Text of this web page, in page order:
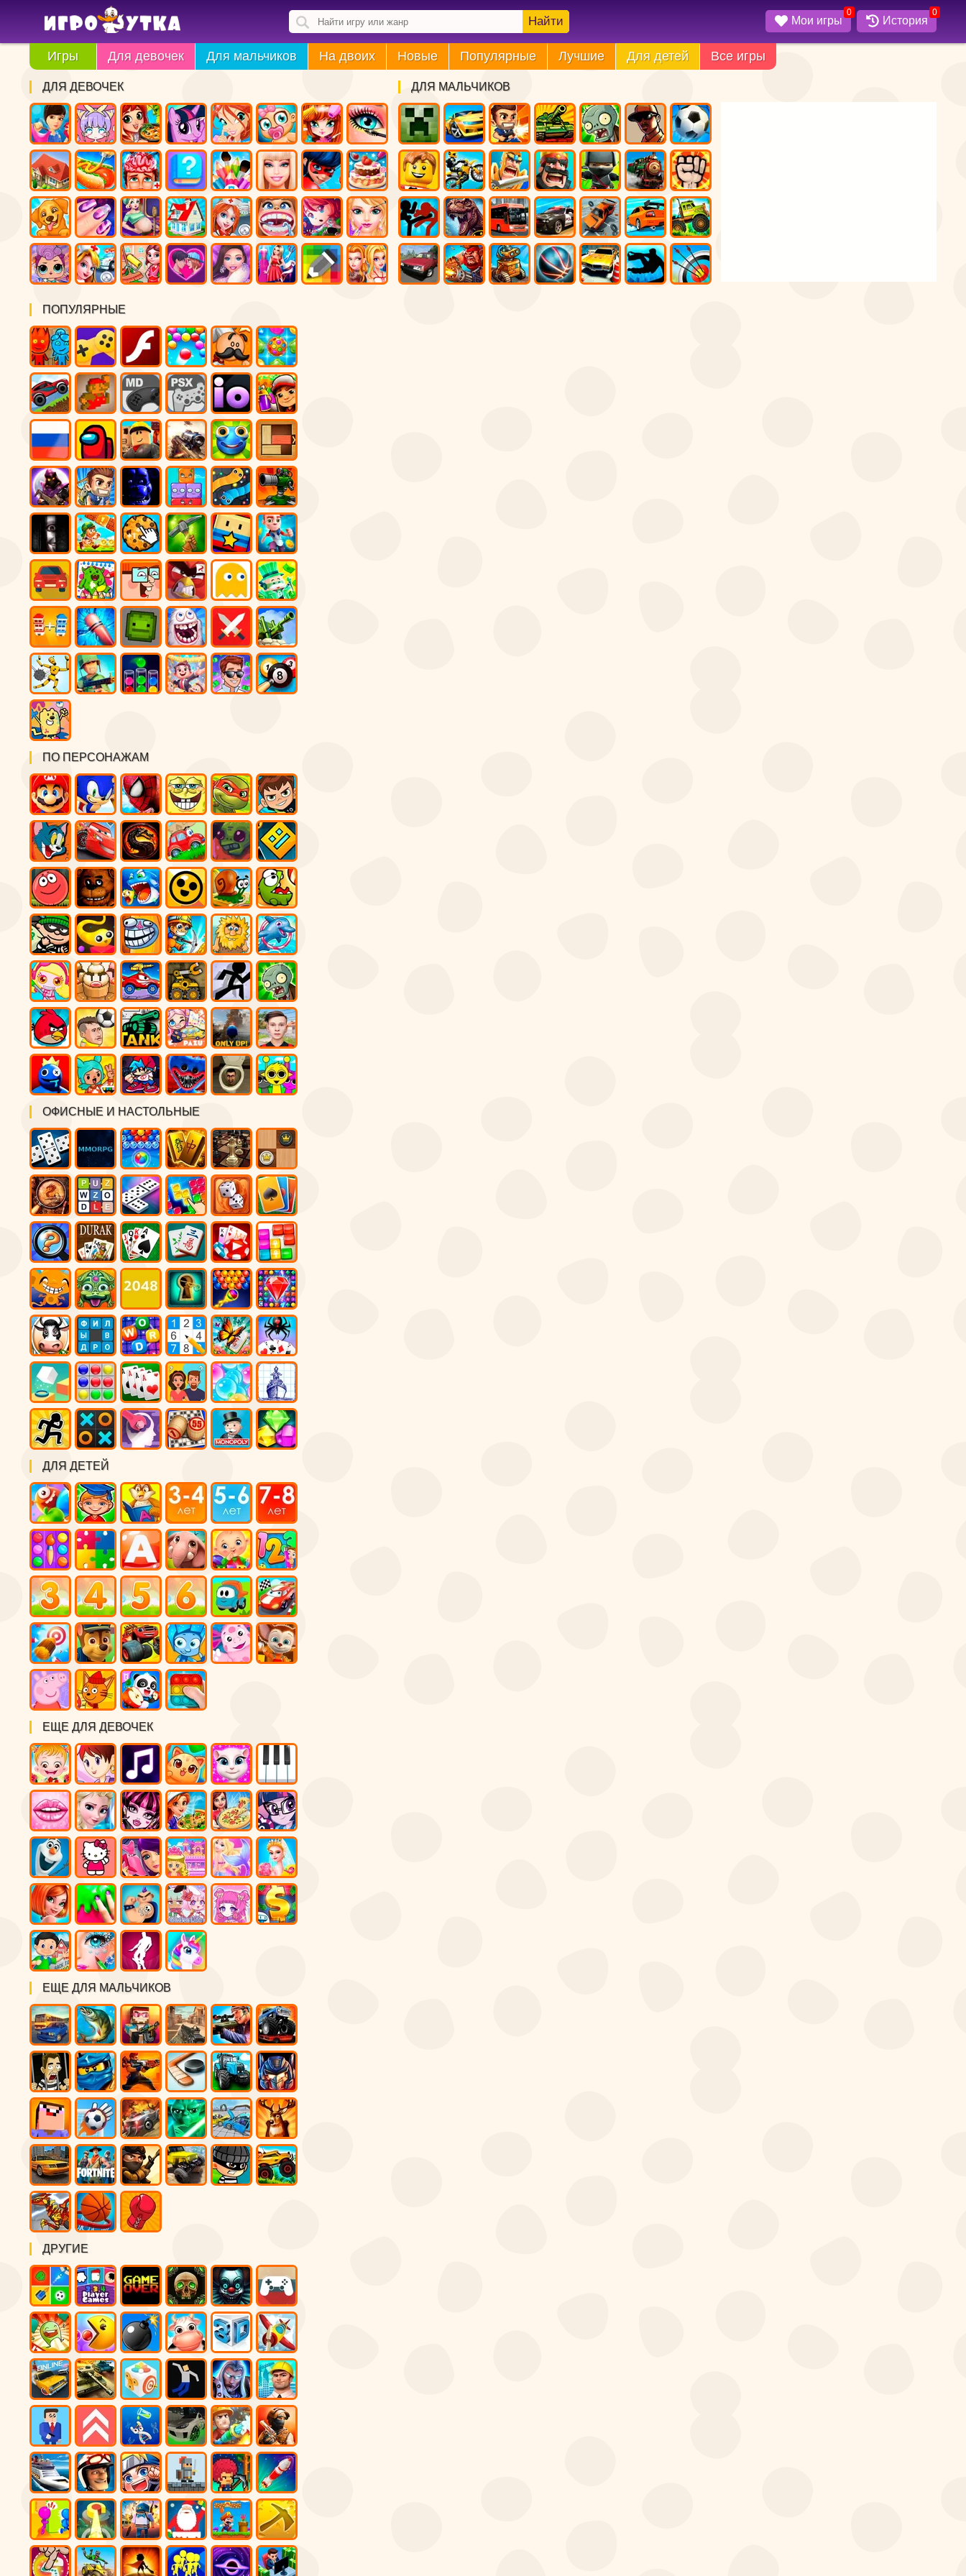
Найти Мои игры
0
История
0
Игры Для девочек Для мальчиков На двоих Новые Популярные Лучшие Для детей Все игры
ДЛЯ МАЛЬЧИКОВ
ДЛЯ ДЕВОЧЕК
ПОПУЛЯРНЫЕ
ПО ПЕРСОНАЖАМ
ОФИСНЫЕ И НАСТОЛЬНЫЕ
ДЛЯ ДЕТЕЙ
ЕЩЕ ДЛЯ ДЕВОЧЕК
ЕЩЕ ДЛЯ МАЛЬЧИКОВ
ДРУГИЕ